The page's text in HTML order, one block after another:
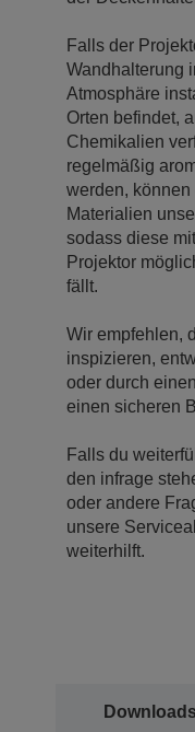
Falls der
Wandhalterung
Atmosphäre
Orten befindet,
Chemikalien
regelmäßig
werden,
Materialien
sodass diese
Projektor
fällt.
Wir empfehlen,
inspizieren,
oder durch
einen sicheren
Falls du
den infrage
oder andere
unsere
weiterhilft.
Downloads